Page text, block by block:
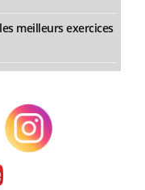
meilleurs exercices